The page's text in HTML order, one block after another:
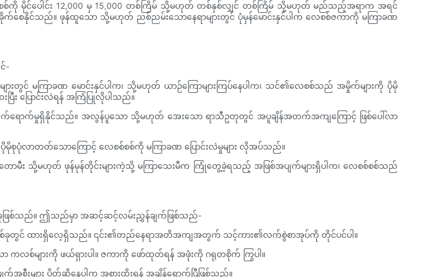
စ်ကို မိုင်ပေါင်း 12,000 မှ 15,000 တစ်ကြိမ် သို့မဟုတ် တစ်နှစ်လျှင် တစ်ကြိမ် သို့မဟုတ် မည်သည့်အရာက အရင်
စေနိုင်သည်။ ဖုန်ထူသော သို့မဟုတ် ညစ်ညမ်းသောနေရာများတွင် ပုံမှန်မောင်းနှင်ပါက လေစစ်ဇကာကို မကြာခဏ
-
ားတွင် မကြာခဏ မောင်းနှင်ပါက၊ သို့မဟုတ် ယာဉ်ကြောများကြပ်နေပါက၊ သင်၏လေစစ်သည် အမှိုက်များကို ပိုမို
း ပြောင်းလဲရန် အကြံပြုလိုပါသည်။
ောက်မှုရှိနိုင်သည်။ အလွန်ပူသော သို့မဟုတ် အေးသော ရာသီဥတုတွင် အပူချိန်အတက်အကျကြောင့် ဖြစ်ပေါ်လာ
ပိုမိုစုပုံလာတတ်သောကြောင့် လေစစ်စစ်ကို မကြာခဏ ပြောင်းလဲမှုများ လိုအပ်သည်။
း သို့မဟုတ် ဖုန်မုန်တိုင်းများကဲ့သို့ မကြာသေးမီက ကြုံတွေ့ခဲ့ရသည့် အဖြစ်အပျက်များရှိပါက၊ လေစစ်စစ်သည်
စ်ခုဖြစ်သည်။ ဤသည်မှာ အဆင့်ဆင့်လမ်းညွှန်ချက်ဖြစ်သည်-
တစ်ခုတွင် ထားရှိလေ့ရှိသည်။ ၎င်း၏တည်နေရာအတိအကျအတွက် သင့်ကား၏လက်စွဲစာအုပ်ကို တိုင်ပင်ပါ။
ကလစ်များကို ဖယ်ရှားပါ။ ဇကာကို ဖော်ထုတ်ရန် အဖုံးကို ဂရုတစိုက် ကြွပါ။
းများ ပိတ်ဆို့နေပါက အစားထိုးရန် အချိန်ရောက်ပြီဖြစ်သည်။